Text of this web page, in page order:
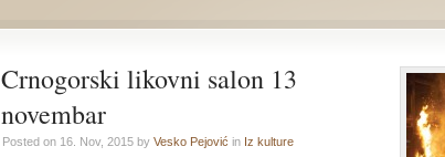
Crnogorski likovni salon 13
novembar
Posted on 16. Nov, 2015 by Vesko Pejović in Iz kulture